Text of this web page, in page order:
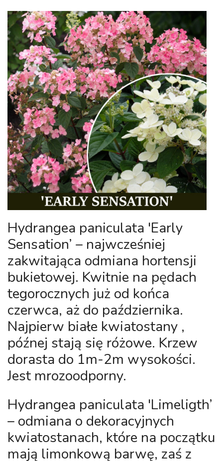
Hydrangea paniculata 'Early
Sensation’ – najwcześniej
zakwitająca odmiana hortensji
bukietowej. Kwitnie na pędach
tegorocznych już od końca
czerwca, aż do października.
Najpierw białe kwiatostany ,
późnej stają się różowe. Krzew
dorasta do 1m-2m wysokości.
Jest mrozoodporny.
Hydrangea paniculata 'Limeligth’
– odmiana o dekoracyjnych
kwiatostanach, które na początku
mają limonkową barwę, zaś z